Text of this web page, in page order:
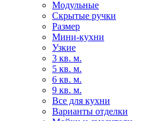
Модульные
Скрытые ручки
Размер
Мини-кухни
Узкие
3 кв. м.
5 кв. м.
6 кв. м.
9 кв. м.
Все для кухни
Варианты отделки